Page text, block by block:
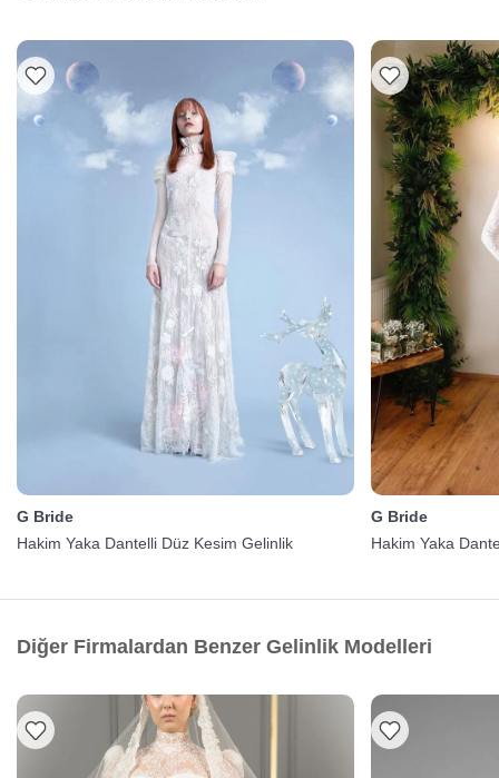
G Bride
Hakim Yaka Dantelli Düz Kesim Gelinlik
G Bride
Hakim Yaka
Diğer Firmalardan Benzer Gelinlik Modelleri